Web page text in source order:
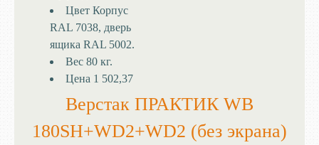
Цвет Корпус
RAL 7038, дверь
ящика RAL 5002.
Вес 80 кг.
Цена 1 502,37
Верстак ПРАКТИК WB
180SH+WD2+WD2 (без экрана)